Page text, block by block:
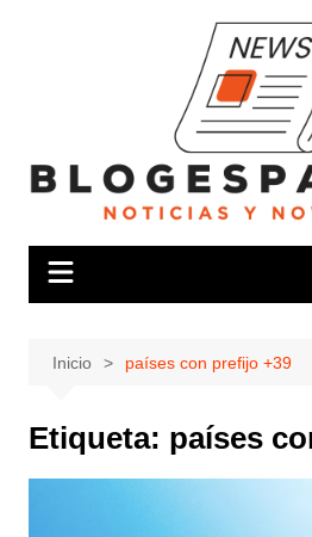
Inicio países con prefijo +39
Etiqueta: países